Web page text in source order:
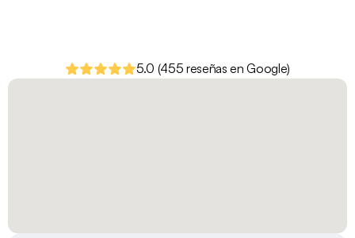
5.0 (455 reseñas en Google)